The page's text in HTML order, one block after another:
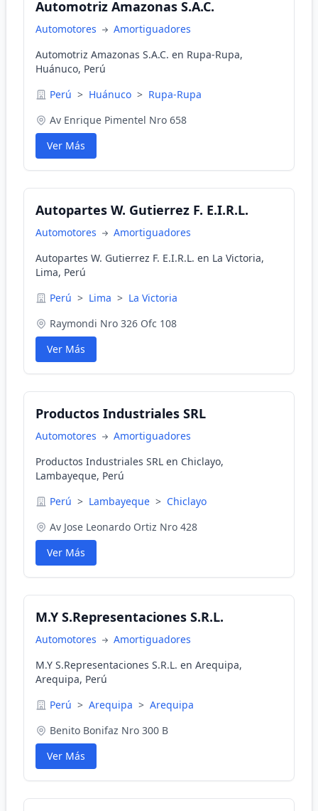
Automotriz Amazonas S.A.C.
Automotores
Amortiguadores
Automotriz Amazonas S.A.C. en Rupa-Rupa,
Huánuco, Perú
Perú > Huánuco > Rupa-Rupa
Av Enrique Pimentel Nro 658
Ver Más
Autopartes W. Gutierrez F. E.I.R.L.
Automotores
Amortiguadores
Autopartes W. Gutierrez F. E.I.R.L. en La Victoria,
Lima, Perú
Perú > Lima > La Victoria
Raymondi Nro 326 Ofc 108
Ver Más
Productos Industriales SRL
Automotores
Amortiguadores
Productos Industriales SRL en Chiclayo,
Lambayeque, Perú
Perú > Lambayeque > Chiclayo
Av Jose Leonardo Ortiz Nro 428
Ver Más
M.Y S.Representaciones S.R.L.
Automotores
Amortiguadores
M.Y S.Representaciones S.R.L. en Arequipa,
Arequipa, Perú
Perú > Arequipa > Arequipa
Benito Bonifaz Nro 300 B
Ver Más